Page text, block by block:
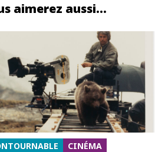
aimerez aussi…
CINÉMA